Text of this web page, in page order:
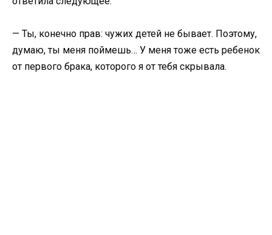
— Ты, конечно прав: чужих детей не бывает. Поэтому,
думаю, ты меня поймешь… У меня тоже есть ребенок
от первого брака, которого я от тебя скрывала.